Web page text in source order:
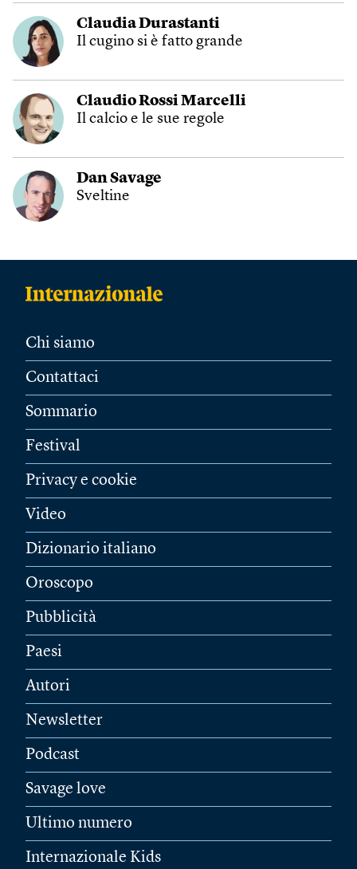
Claudia Durastanti
Il cugino si è fatto grande
Claudio Rossi Marcelli
Il calcio e le sue regole
Dan Savage
Sveltine
Chi siamo
Contattaci
Sommario
Festival
Privacy e cookie
Video
Dizionario italiano
Oroscopo
Pubblicità
Paesi
Autori
Newsletter
Podcast
Savage love
Ultimo numero
Internazionale Kids